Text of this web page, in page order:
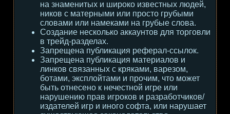
на знаменитых и широко известных людей,
ников с матерными или просто грубыми
словами или намеками на грубые слова.
Создание несколько аккаунтов для торговли
в трейд-разделах.
Запрещена публикация реферал-ссылок.
Запрещена публикация материалов и
линков связанных с кряками, варезом,
ботами, эксплойтами и прочим, что может
быть отнесено к нечестной игре или
нарушению прав игроков и разработчиков/
издателей игр и иного софта, или нарушает